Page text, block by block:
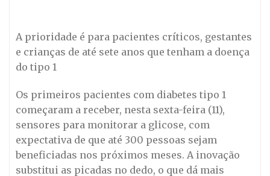
A prioridade é para pacientes críticos, gestantes
e crianças de até sete anos que tenham a doença
do tipo 1
Os primeiros pacientes com diabetes tipo 1
começaram a receber, nesta sexta-feira (11),
sensores para monitorar a glicose, com
expectativa de que até 300 pessoas sejam
beneficiadas nos próximos meses. A inovação
substitui as picadas no dedo, o que dá mais